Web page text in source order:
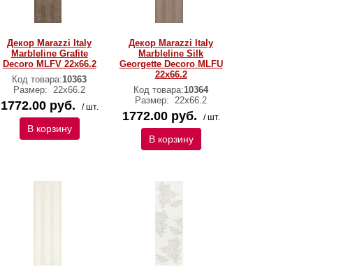
Декор Marazzi Italy
Marbleline Grafite
Decoro MLFV 22х66.2
Код товара:10363
Размер: 22х66.2
1772.00 руб. / шт.
В корзину
Декор Marazzi Italy
Marbleline Silk
Georgette Decoro MLFU
22х66.2
Код товара:10364
Размер: 22х66.2
1772.00 руб. / шт.
В корзину